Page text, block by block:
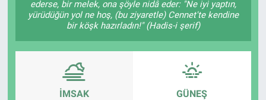
ederse, bir melek, ona şöyle nidâ eder: "Ne iyi yaptın,
yürüdüğün yol ne hoş, (bu ziyaretle) Cennet'te kendine
bir köşk hazırladın!" (Hadis-i şerif)
İMSAK GÜNEŞ
Yaşam